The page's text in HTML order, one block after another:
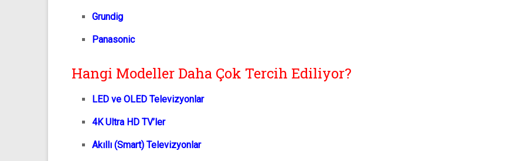
Grundig
Panasonic
Hangi Modeller Daha Çok Tercih Ediliyor?
LED ve OLED Televizyonlar
4K Ultra HD TV’ler
Akıllı (Smart) Televizyonlar